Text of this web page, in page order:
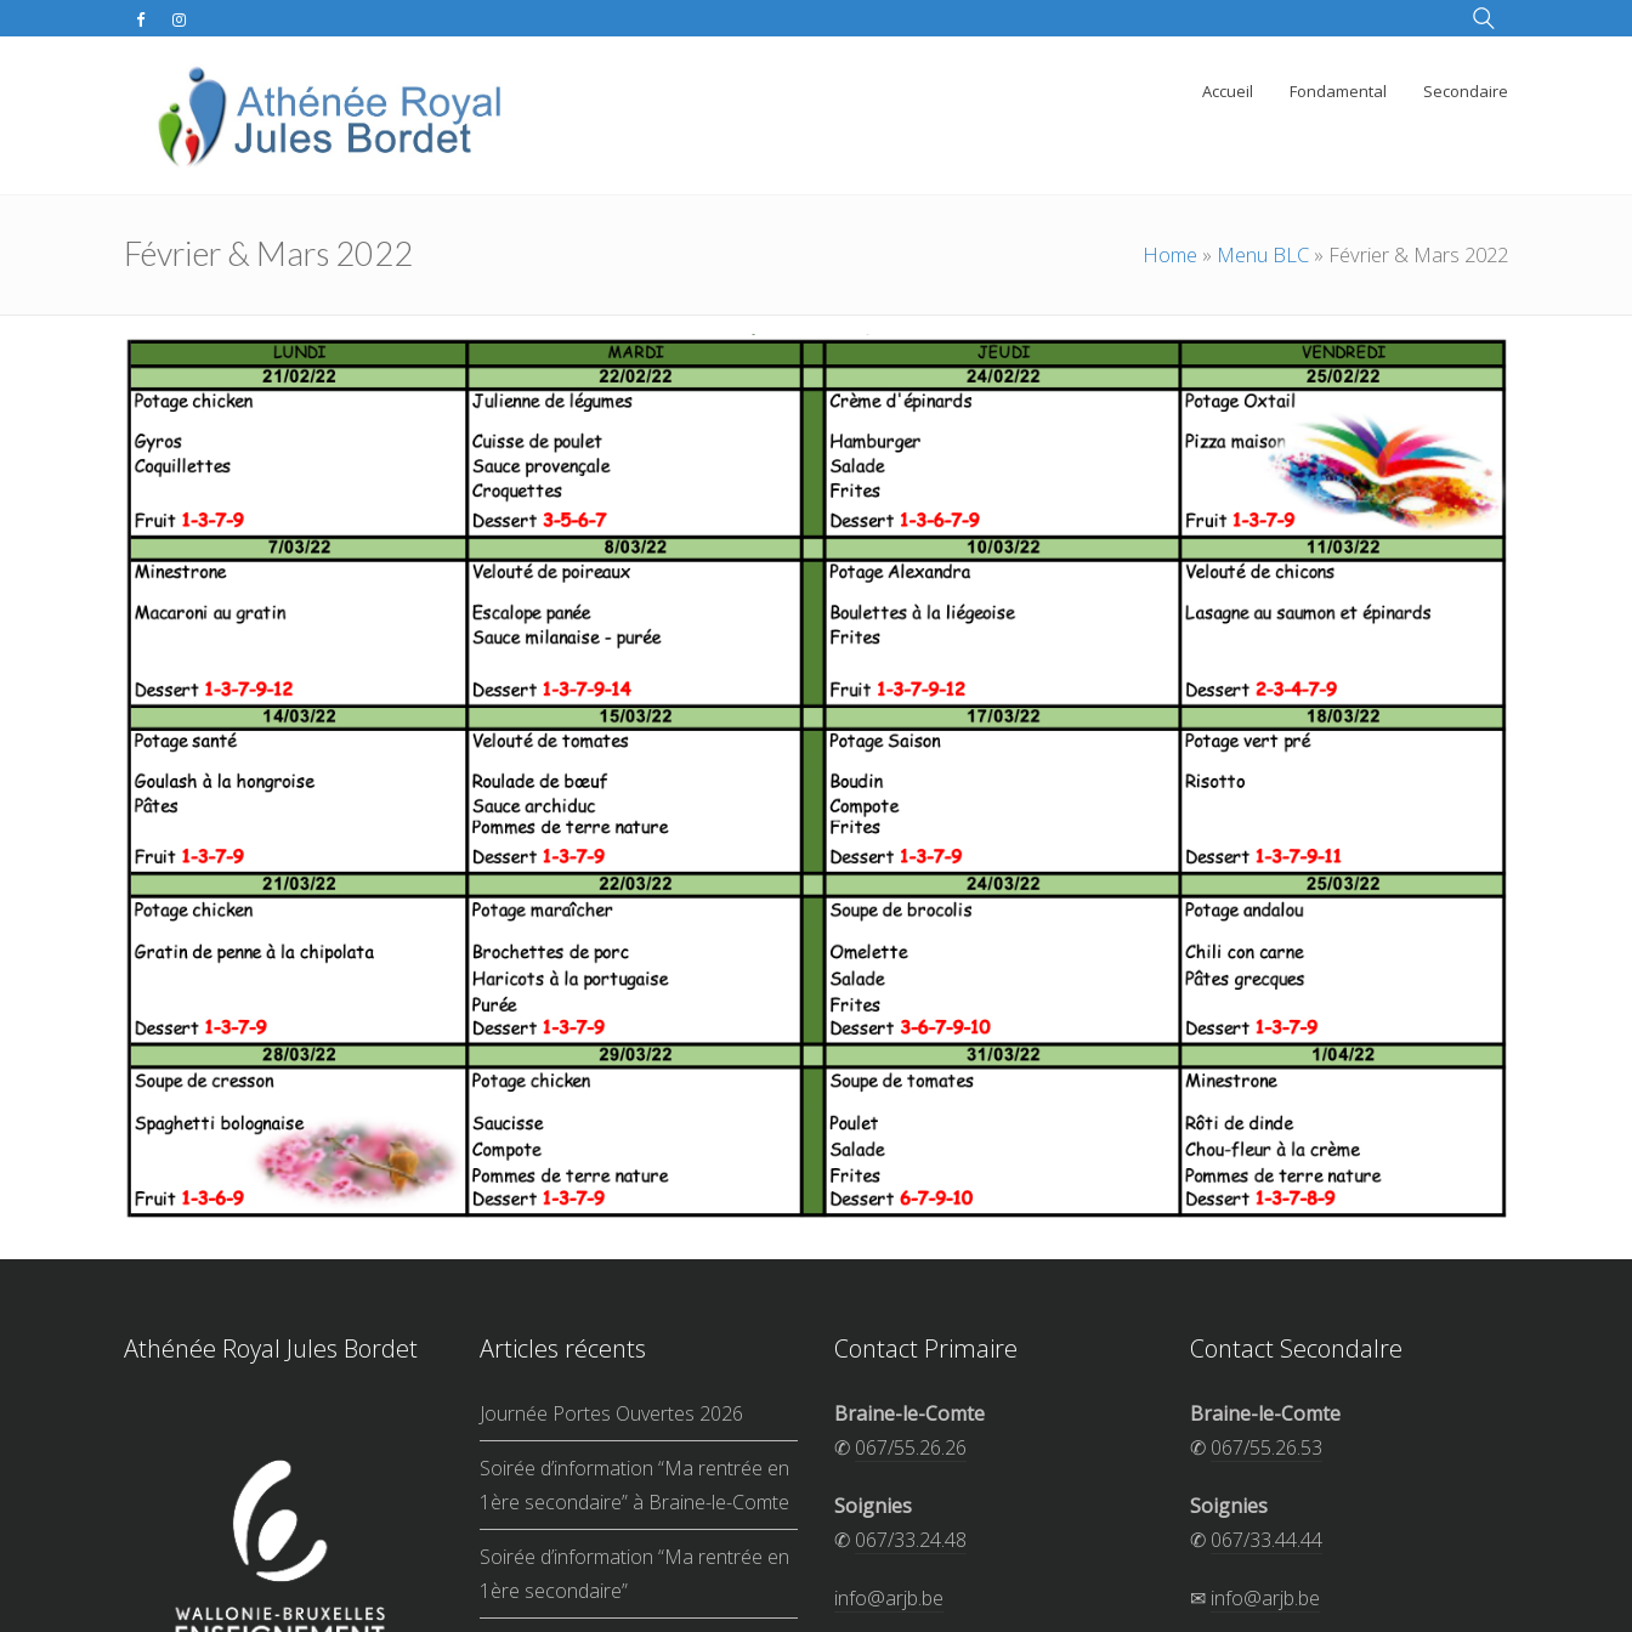
Accueil Fondamental Secondaire
Février & Mars 2022 Home » Menu BLC » Février & Mars 2022
Athénée Royal Jules Bordet Articles récents
Journée Portes Ouvertes 2026
Soirée d’information “Ma rentrée en
1ère secondaire” à Braine-le-Comte
Soirée d’information “Ma rentrée en
1ère secondaire”
Contact Primaire
Braine-le-Comte
✆ 067/55.26.26
Soignies
✆ 067/33.24.48
info@arjb.be
Contact Secondalre
Braine-le-Comte
✆ 067/55.26.53
Soignies
✆ 067/33.44.44
✉ info@arjb.be